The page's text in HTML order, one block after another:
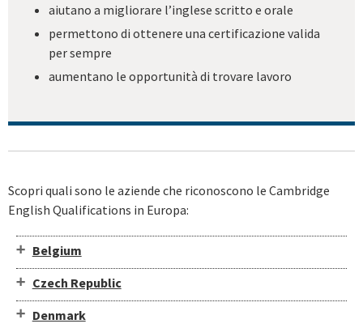
aiutano a migliorare l’inglese scritto e orale
permettono di ottenere una certificazione valida
per sempre
aumentano le opportunità di trovare lavoro
Scopri quali sono le aziende che riconoscono le Cambridge
English Qualifications in Europa:
Belgium
Czech Republic
Denmark